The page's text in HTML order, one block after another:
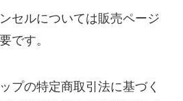
セルについては販売ページ
です。
プの特定商取引法に基づく